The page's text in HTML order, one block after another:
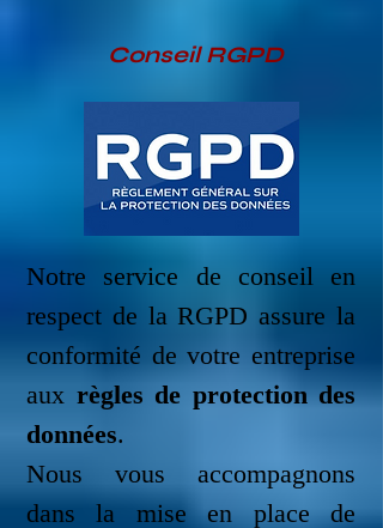
Conseil RGPD
Notre service de conseil en
respect de la RGPD assure la
conformité de votre entreprise
aux règles de protection des
données.
Nous vous accompagnons
dans la mise en place de